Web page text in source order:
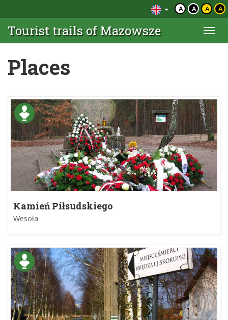
A A A A
Tourist trails of Mazowsze
Places
Kamień Piłsudskiego
Wesoła